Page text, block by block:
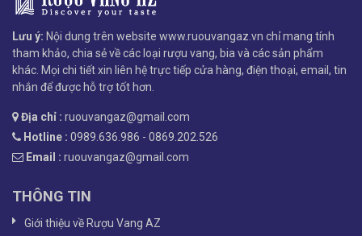
Lưu ý: Nội dung trên website www.ruouvangaz.vn chỉ mang tính
tham khảo, chia sẻ về các loại rượu vang, bia và các sản phẩm
khác. Mọi chi tiết xin liên hệ trực tiếp cửa hàng, điện thoại, email, tin
nhắn để được hỗ trợ tốt hơn.
Địa chỉ : ruouvangaz@gmail.com
Hotline : 0989.636.986 - 0869.202.526
Email : ruouvangaz@gmail.com
THÔNG TIN
Giới thiệu về Rượu Vang AZ